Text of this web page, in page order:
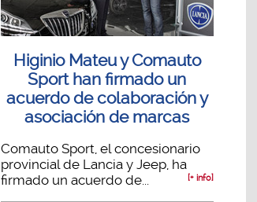
Higinio Mateu y Comauto
Sport han firmado un
acuerdo de colaboración y
asociación de marcas
Comauto Sport, el concesionario
provincial de Lancia y Jeep, ha
firmado un acuerdo de...
[+ info]